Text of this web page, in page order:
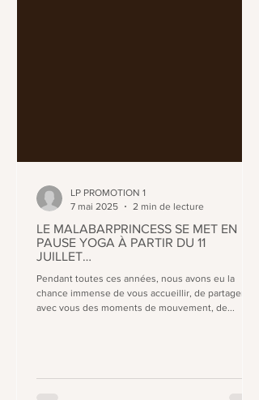
LE MALABARPRINCESS SE MET EN
PAUSE YOGA À PARTIR DU 11
JUILLET…
Pendant toutes ces années, nous avons eu la
chance immense de vous accueillir, de partager
avec vous des moments de mouvement, de...
LP PROMOTION 1
7 mai 2025
2 min de lecture